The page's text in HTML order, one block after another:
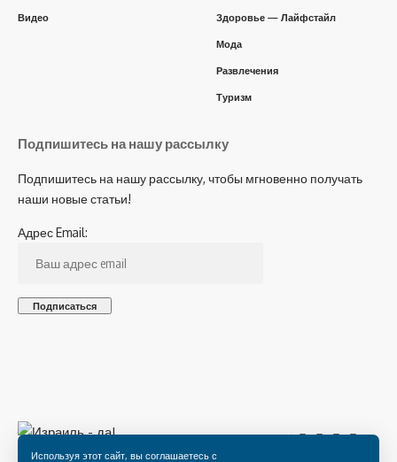
Используя этот сайт, вы соглашаетесь с
Видео Здоровье — Лайфстайл
Мода
Развлечения
Туризм
Подпишитесь на нашу рассылку
Подпишитесь на нашу рассылку, чтобы мгновенно получать
наши новые статьи!
Адрес Email:
Подпишитесь на нас